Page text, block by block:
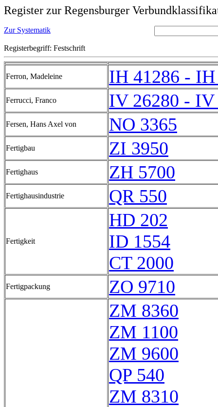
Register zur Regensburger
Zur Systematik
Registerbegriff: Festschrift
Ferron, Madeleine IH 41286 - IH
Ferrucci, Franco IV 26280 - IV
Fersen, Hans Axel von NO 3365
Fertigbau ZI 3950
Fertighaus ZH 5700
Fertighausindustrie QR 550
Fertigkeit
HD 202
ID 1554
CT 2000
Fertigpackung ZO 9710
ZM 8360
ZM 1100
ZM 9600
QP 540
ZM 8310